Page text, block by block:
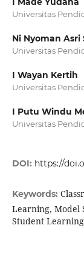
Universitas
Ni Nyoman
Universitas
I Wayan Kertih
Universitas
I Putu Windu
Universitas
DOI: https://
Keywords:
Learning, Model
Student